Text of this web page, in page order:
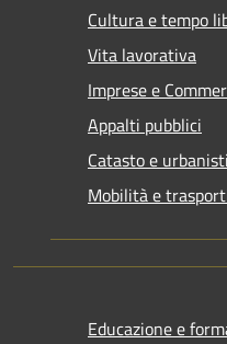
Cultura e tempo
Vita lavorativa
Imprese e
Appalti pubblici
Catasto e
Mobilità e
Educazione e